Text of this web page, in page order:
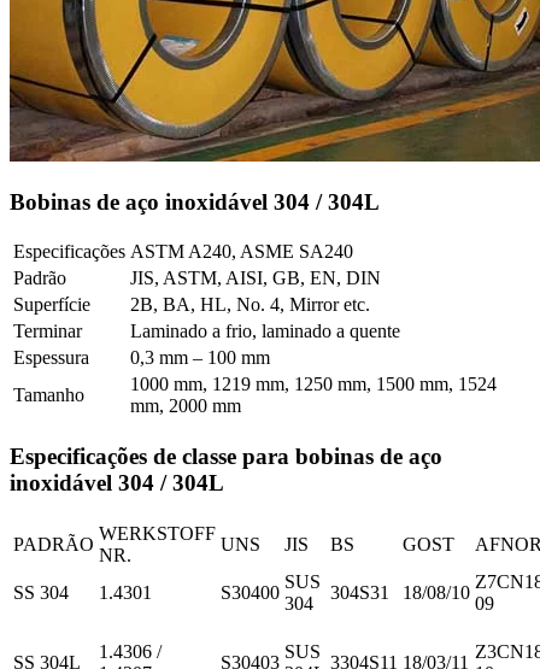
Bobinas de aço inoxidável 304 / 304L
Especificações ASTM A240, ASME SA240
Padrão
JIS, ASTM, AISI, GB, EN, DIN
Superfície
2B, BA, HL, No. 4, Mirror etc.
Terminar
Laminado a frio, laminado a quente
Espessura
0,3 mm – 100 mm
Tamanho
1000 mm, 1219 mm, 1250 mm, 1500 mm, 1524
mm, 2000 mm
Especificações de classe para bobinas de aço
inoxidável 304 / 304L
PADRÃO
WERKSTOFF
NR.
UNS JIS BS GOST
SS 304 1.4301 S30400
SUS
304
304S31 18/08/10
09
SS 304L
1.4306 /
S30403
SUS
3304S11 18/03/11